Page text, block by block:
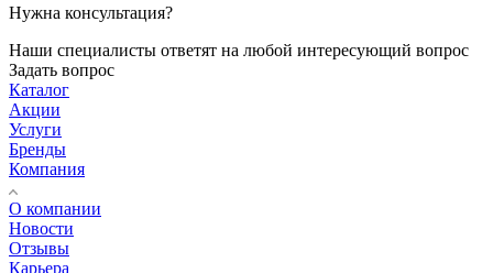
Нужна консультация?
Наши специалисты ответят на любой интересующий вопрос
Задать вопрос
Каталог
Акции
Услуги
Бренды
Компания
О компании
Новости
Отзывы
Карьера